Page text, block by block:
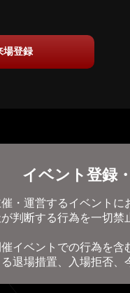
場登録
イベント登録
・運営するイベント
判断する行為を一切
イベントでの行為を
退場措置、入場拒否